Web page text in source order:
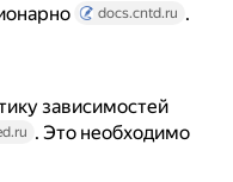
docs.cntd.ru .
зависимостей
. Это необходимо